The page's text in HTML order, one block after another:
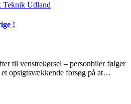
Teknik Udland
!
til venstrekørsel – personbiler følger
opsigtsvækkende forsøg på at…